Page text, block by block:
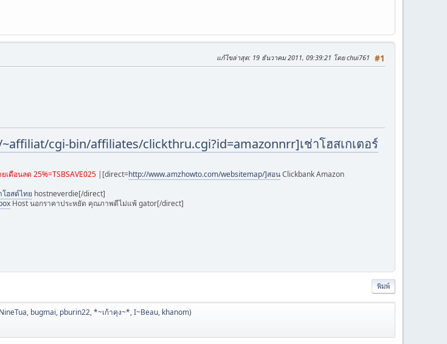
#1
แก้ไขล่าสุด: 19 ธันวาคม 2011, 09:39:21 โดย chui761
cgi-bin/affiliates/clickthru.cgi?id=amazonnrr]เช่าโฮสเกเตอร์
เดือนลด 25%=TSBSAVE025 |[direct=http://www.amzhowto.com/websitemap/]สอนClickbank Amazon
ฮสต์ไทย hostneverdie[/direct]
Host นอกราคาประหยัด คุณภาพดีไม่แพ้ gator[/direct]
พิมพ์
NineTua, bugmai, pburin22,*~เก้าคุง~*,I~Beau, khanom)